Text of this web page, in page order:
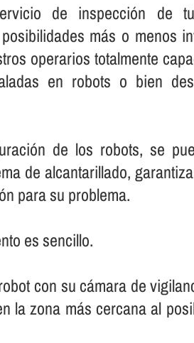
de inspección de
más o menos
operarios totalmente
en robots o bien
de los robots, se
de alcantarillado,
para su problema.
es sencillo.
con su cámara de
la zona más cercana al